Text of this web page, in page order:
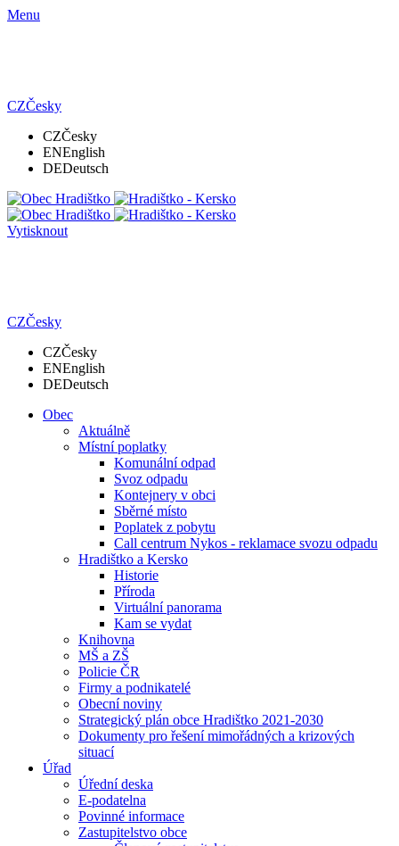
Menu
CZČesky
CZČesky
ENEnglish
DEDeutsch
Vytisknout
CZČesky
CZČesky
ENEnglish
DEDeutsch
Obec
Aktuálně
Místní poplatky
Komunální odpad
Svoz odpadu
Kontejnery v obci
Sběrné místo
Poplatek z pobytu
Call centrum Nykos - reklamace svozu odpadu
Hradištko a Kersko
Historie
Příroda
Virtuální panorama
Kam se vydat
Knihovna
MŠ a ZŠ
Policie ČR
Firmy a podnikatelé
Obecní noviny
Strategický plán obce Hradištko 2021-2030
Dokumenty pro řešení mimořádných a krizových
situací
Úřad
Úřední deska
E-podatelna
Povinné informace
Zastupitelstvo obce